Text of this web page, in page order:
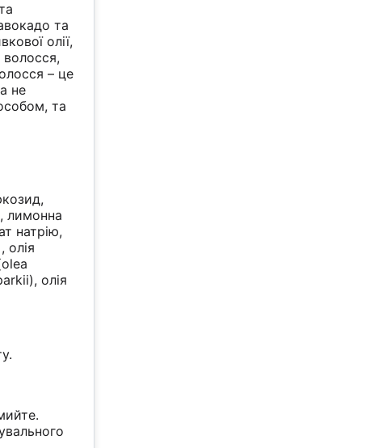
та
олії,
– це
не
та
лимонна
натрію,
олія
олія